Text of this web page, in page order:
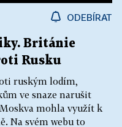
ODEBÍRAT
Británie
Rusku
ruským lodím,
ve snaze narušit
mohla využít k
Na svém webu to